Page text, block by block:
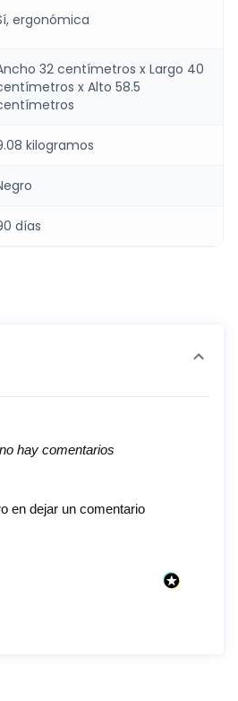
ergonómica
32 centímetros x Largo 40
x Alto 58.5
kilogramos
días
hay comentarios
en dejar un comentario